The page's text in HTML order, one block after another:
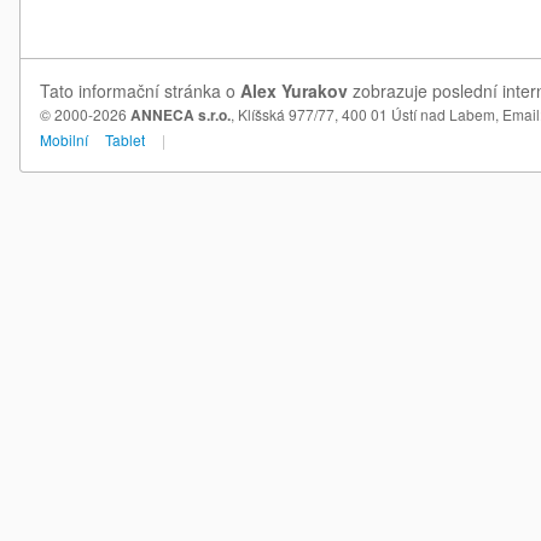
Tato informační stránka o Alex Yurakov zobrazuje poslední
© 2000-2026 ANNECA s.r.o., Klíšská 977/77, 400 01 Ústí nad Labem,
Mobilní
Tablet |